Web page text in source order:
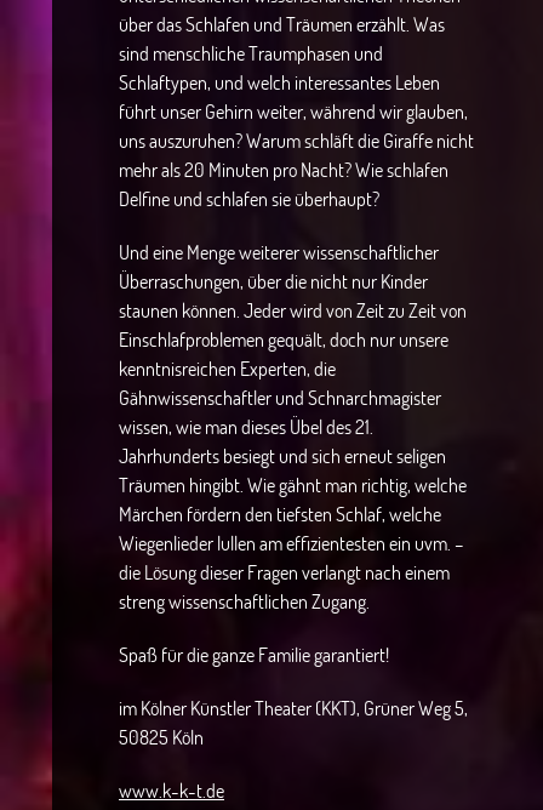
über das Schlafen und Träumen erzählt. Was
sind menschliche Traumphasen und
Schlaftypen, und welch interessantes Leben
führt unser Gehirn weiter, während wir glauben,
uns auszuruhen? Warum schläft die Giraffe nicht
mehr als 20 Minuten pro Nacht? Wie schlafen
Delfine und schlafen sie überhaupt?
Und eine Menge weiterer wissenschaftlicher
Überraschungen, über die nicht nur Kinder
staunen können. Jeder wird von Zeit zu Zeit von
Einschlafproblemen gequält, doch nur unsere
kenntnisreichen Experten, die
Gähnwissenschaftler und Schnarchmagister
wissen, wie man dieses Übel des 21.
Jahrhunderts besiegt und sich erneut seligen
Träumen hingibt. Wie gähnt man richtig, welche
Märchen fördern den tiefsten Schlaf, welche
Wiegenlieder lullen am effizientesten ein uvm. –
die Lösung dieser Fragen verlangt nach einem
streng wissenschaftlichen Zugang.
Spaß für die ganze Familie garantiert!
im Kölner Künstler Theater (KKT), Grüner Weg 5,
50825 Köln
www.k-k-t.de